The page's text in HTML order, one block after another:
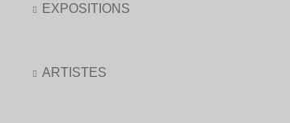
EXPOSITIONS
ARTISTES